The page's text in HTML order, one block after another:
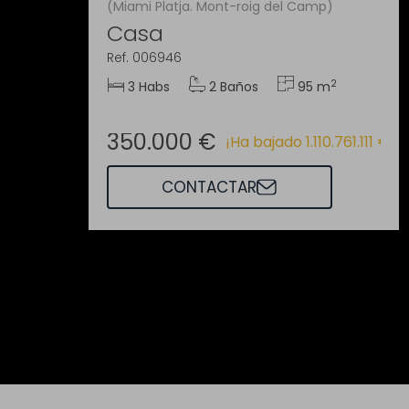
(Miami Platja. Mont-roig del Camp)
Casa
Ref. 006946
3 Habs
2 Baños 95 m2
350.000 € ¡Ha bajado 1.110.761.111 €!
CONTACTAR